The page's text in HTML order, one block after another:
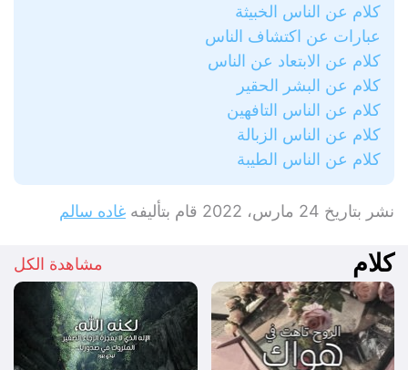
كلام عن الناس الخبيثة
عبارات عن اكتشاف الناس
كلام عن الابتعاد عن الناس
كلام عن البشر الحقير
كلام عن الناس التافهين
كلام عن الناس الزبالة
كلام عن الناس الطيبة
نشر بتاريخ 24 مارس، 2022 قام بتأليفه غاده سالم
كلام مشاهدة الكل